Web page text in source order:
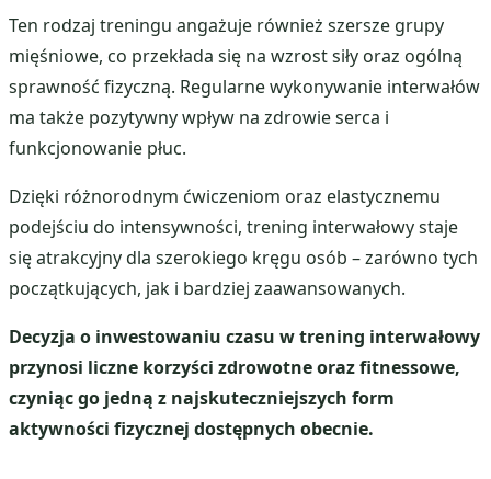
Ten rodzaj treningu angażuje również szersze grupy
mięśniowe, co przekłada się na wzrost siły oraz ogólną
sprawność fizyczną. Regularne wykonywanie interwałów
ma także pozytywny wpływ na zdrowie serca i
funkcjonowanie płuc.
Dzięki różnorodnym ćwiczeniom oraz elastycznemu
podejściu do intensywności, trening interwałowy staje
się atrakcyjny dla szerokiego kręgu osób – zarówno tych
początkujących, jak i bardziej zaawansowanych.
Decyzja o inwestowaniu czasu w trening interwałowy
przynosi liczne korzyści zdrowotne oraz fitnessowe,
czyniąc go jedną z najskuteczniejszych form
aktywności fizycznej dostępnych obecnie.